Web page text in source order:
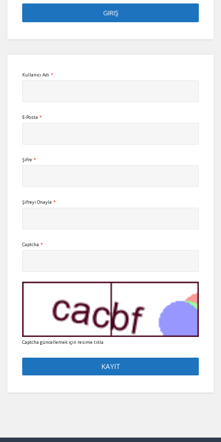
Kullanıcı Adı *
E-Posta *
Şifre *
Şifreyi Onayla *
Captcha *
Captcha güncellemek için resime tıkla